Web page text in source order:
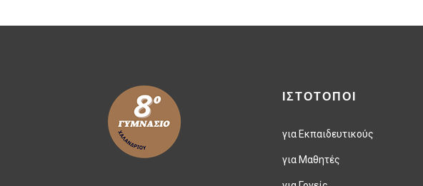
ΙΣΤΟΤΟΠΟΙ
για Εκπαιδευτικούς
για Μαθητές